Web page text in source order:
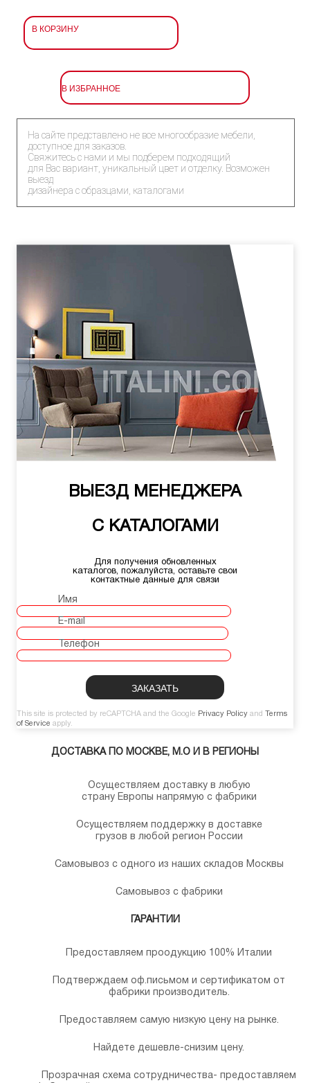
В КОРЗИНУ
В ИЗБРАННОЕ
На сайте представлено не все многообразие мебели,
доступное для заказов.
Свяжитесь с нами и мы подберем подходящий
для Вас вариант, уникальный цвет и отделку. Возможен
выезд
дизайнера с образцами, каталогами
ВЫЕЗД МЕНЕДЖЕРА
С КАТАЛОГАМИ
Для получения обновленных
каталогов, пожалуйста, оставьте свои
контактные данные для связи
Имя
E-mail
Телефон
This site is protected by reCAPTCHA and the Google Privacy Policy and
Terms
of Service apply.
ДОСТАВКА ПО МОСКВЕ, М.О И В РЕГИОНЫ
Осуществляем доставку в любую
страну Европы напрямую с фабрики
Осуществляем поддержку в доставке
грузов в любой регион России
Самовывоз с одного из наших складов Москвы
Самовывоз с фабрики
ГАРАНТИИ
Предоставляем проодукцию 100% Италии
Подтверждаем оф.письмом и сертификатом от
фабрики производитель.
Предоставляем самую низкую цену на рынке.
Найдете дешевле-снизим цену.
Прозрачная схема сотрудничества- предоставляем